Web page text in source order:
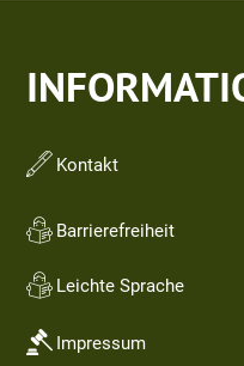
Kontakt
Barrierefreiheit
Leichte Sprache
Impressum